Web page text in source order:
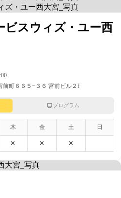
ビスウィズ・ユー西
前町６６５−３６ 宮前ビル２f
プログラム
木 金 土 日
✕ ✕ ✕